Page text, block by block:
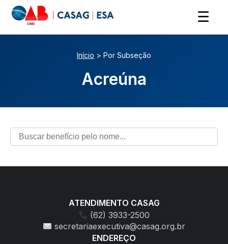
☰
Início > Por Subseção
Acreúna
ATENDIMENTO CASAG
(62) 3933-2500
secretariaexecutiva@casag.org.br
ENDEREÇO